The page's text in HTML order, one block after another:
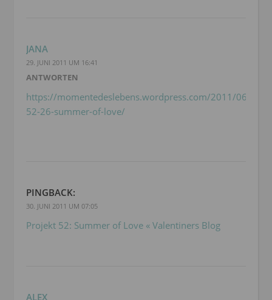
JANA
29. JUNI 2011 UM 16:41
ANTWORTEN
https://momentedeslebens.wordpress.com/2011/06/29/
52-26-summer-of-love/
PINGBACK:
30. JUNI 2011 UM 07:05
Projekt 52: Summer of Love « Valentiners Blog
ALEX